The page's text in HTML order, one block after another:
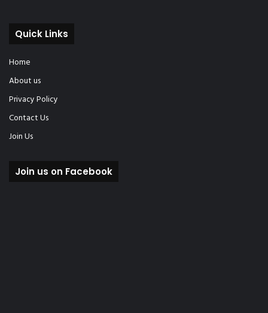
Quick Links
Home
About us
Privacy Policy
Contact Us
Join Us
Join us on Facebook